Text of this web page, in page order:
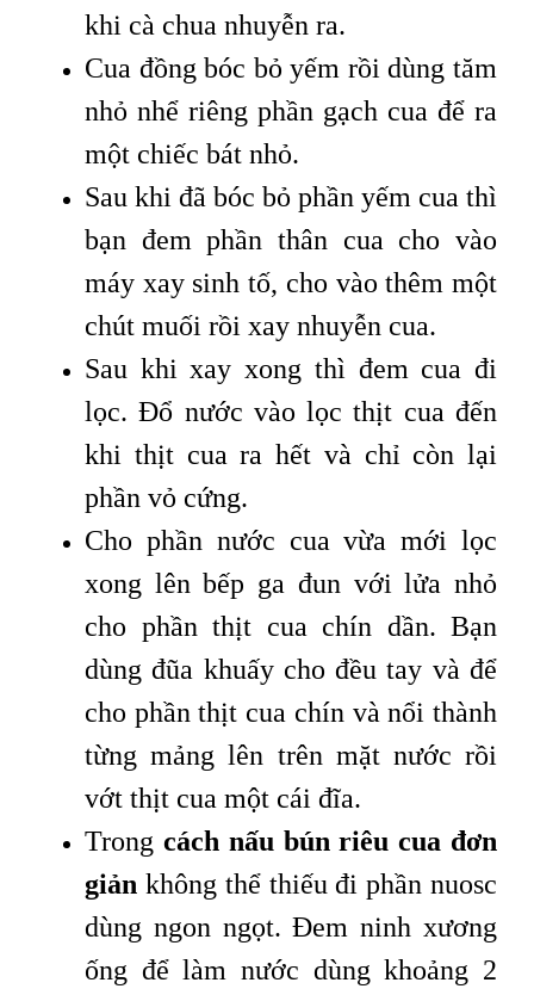
khi cà chua nhuyễn ra.
Cua đồng bóc bỏ yếm rồi dùng tăm
nhỏ nhể riêng phần gạch cua để ra
một chiếc bát nhỏ.
Sau khi đã bóc bỏ phần yếm cua thì
bạn đem phần thân cua cho vào
máy xay sinh tố, cho vào thêm một
chút muối rồi xay nhuyễn cua.
Sau khi xay xong thì đem cua đi
lọc. Đổ nước vào lọc thịt cua đến
khi thịt cua ra hết và chỉ còn lại
phần vỏ cứng.
Cho phần nước cua vừa mới lọc
xong lên bếp ga đun với lửa nhỏ
cho phần thịt cua chín dần. Bạn
dùng đũa khuấy cho đều tay và để
cho phần thịt cua chín và nổi thành
từng mảng lên trên mặt nước rồi
vớt thịt cua một cái đĩa.
Trong cách nấu bún riêu cua đơn
giản không thể thiếu đi phần nuosc
dùng ngon ngọt. Đem ninh xương
ống để làm nước dùng khoảng 2